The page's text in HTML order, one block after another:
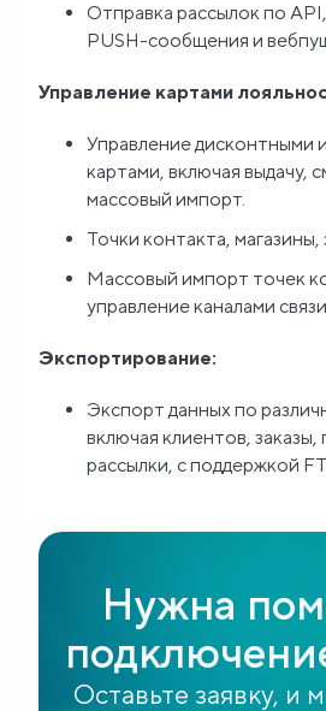
Отправка рассылок по
PUSH-сообщения и
Управление картами
Управление дисконтными
картами, включая выдачу,
массовый импорт.
Точки контакта, магазины,
Массовый импорт точек
управление каналами
Экспортирование:
Экспорт данных по
включая клиентов,
рассылки, с поддержкой
Нужна
Оставьте заявку, и